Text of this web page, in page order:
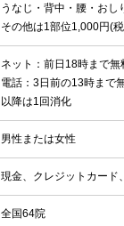
うなじ・背中・腰・お
その他は1部位1,000円(
ネット：前日18時まで無
電話：3日前の13時まで
以降は1回消化
男性または女性
現金、クレジットカード
全国64院